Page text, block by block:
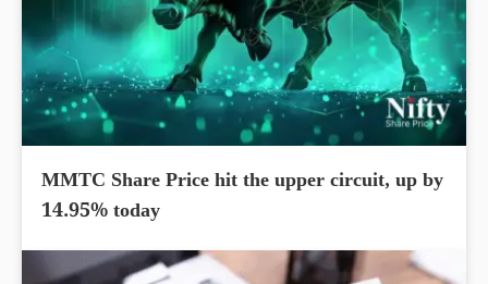
MMTC Share Price hit the upper circuit, up by
14.95% today